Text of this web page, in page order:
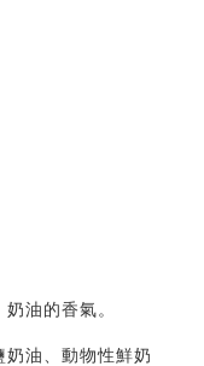
油的香氣。
油、動物性鮮奶